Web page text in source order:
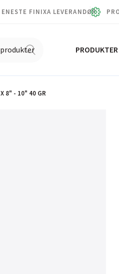
ENESTE FINIXA LEVERANDØR
PRODUKTER
8" - 10" 40 GR